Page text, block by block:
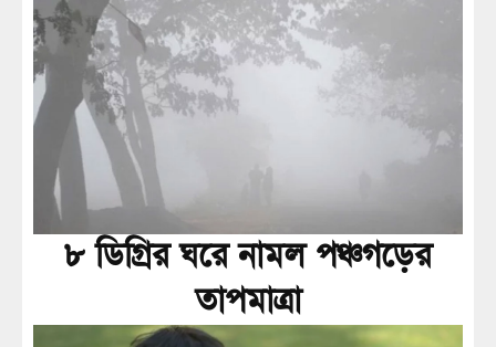
৮ ডিগ্রির ঘরে নামল পঞ্চগড়ের
তাপমাত্রা